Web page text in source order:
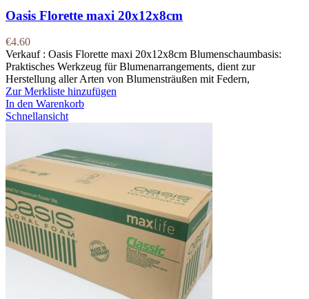
Oasis Florette maxi 20x12x8cm
€4.60
Verkauf : Oasis Florette maxi 20x12x8cm Blumenschaumbasis:
Praktisches Werkzeug für Blumenarrangements, dient zur
Herstellung aller Arten von Blumensträußen mit Federn,
Zur Merkliste hinzufügen
In den Warenkorb
Schnellansicht